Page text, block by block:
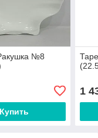
№8
Купить
1